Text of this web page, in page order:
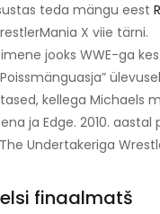
teda mängu eest
X viie tärni.
jooks WWE-ga
kellega Michaels
ja Edge. 2010.
Undertakeriga
finaalmatš